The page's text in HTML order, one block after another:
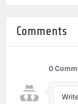
Comments